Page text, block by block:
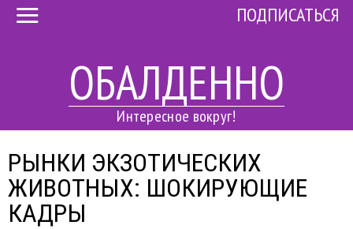
ОБАЛДЕННО
Интересное вокруг!
ПОДПИСАТЬСЯ
РЫНКИ ЭКЗОТИЧЕСКИХ
ЖИВОТНЫХ: ШОКИРУЮЩИЕ
КАДРЫ